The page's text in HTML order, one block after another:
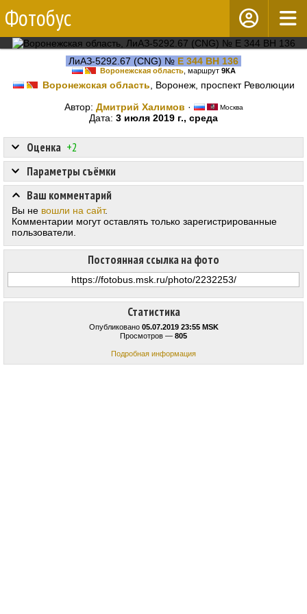
Фотобус
ЛиАЗ-5292.67 (CNG) № Е 344 ВН 136
Воронежская область, маршрут 9КА
Воронежская область , Воронеж, проспект Революции
Автор: Дмитрий Халимов · Москва
Дата: 3 июля 2019 г., среда
Статистика
Опубликовано 05.07.2019 23:55 MSK
Просмотров — 805
Подробная информация
Оценка +2
Постоянная ссылка на фото
Параметры съёмки
Ваш комментарий
Вы не вошли на сайт.
Комментарии могут оставлять только зарегистрированные
пользователи.